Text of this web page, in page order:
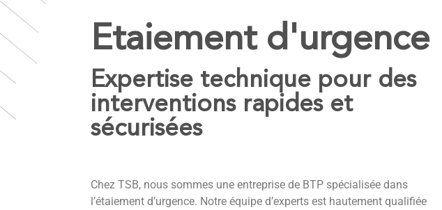
Etaiement d'urgence
Expertise technique pour des
interventions rapides et
sécurisées
Chez TSB, nous sommes une entreprise de BTP spécialisée dans
l’étaiement d’urgence. Notre équipe d’experts est hautement qualifiée